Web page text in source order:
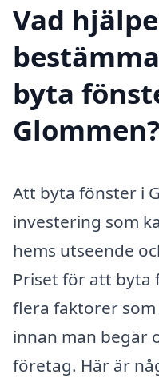
Vad
byta
Glommen?
Att byta fönster i
investering som
hems utseende
Priset för att byta
flera faktorer
innan man begär
företag. Här är